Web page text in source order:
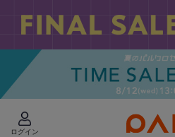
ログイン